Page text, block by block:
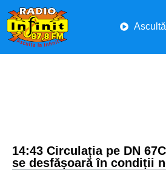
14:43 Circulația pe DN
se desfășoară în condiții